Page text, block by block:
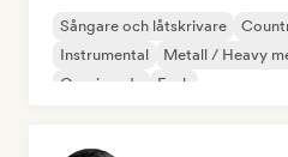
Sångare och låtskrivare
Instrumental
Metall / Heavy
Omgivande
Funk